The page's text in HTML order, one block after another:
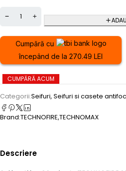
Cumpără cu
începând de la 270.49 LEI
CUMPĂRĂ ACUM
Categorii:Seifuri, Seifuri si casete
Brand:TECHNOFIRE,TECHNOMAX
Descriere